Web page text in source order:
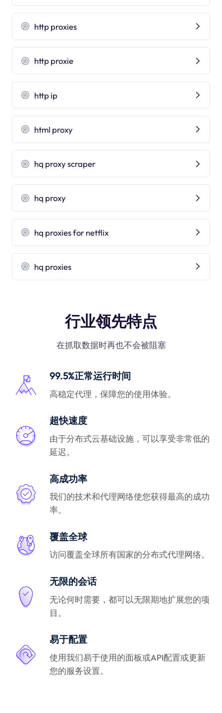
http proxies
http proxie
http ip
html proxy
hq proxy scraper
hq proxy
hq proxies for netflix
hq proxies
行业领先特点
在抓取数据时再也不会被阻塞
99.5%正常运行时间
高稳定代理，保障您的使用体验。
超快速度
由于分布式云基础设施，可以享受非常低的
延迟。
高成功率
我们的技术和代理网络使您获得最高的成功
率。
覆盖全球
访问覆盖全球所有国家的分布式代理网络。
无限的会话
无论何时需要，都可以无限期地扩展您的项
目。
易于配置
使用我们易于使用的面板或API配置或更新
您的服务设置。